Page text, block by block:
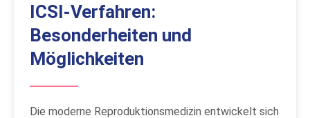
ICSI-Verfahren:
Besonderheiten und
Möglichkeiten
Die moderne Reproduktionsmedizin entwickelt sich